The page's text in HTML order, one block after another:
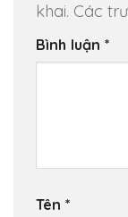
khai. Các
Bình luận *
Tên *